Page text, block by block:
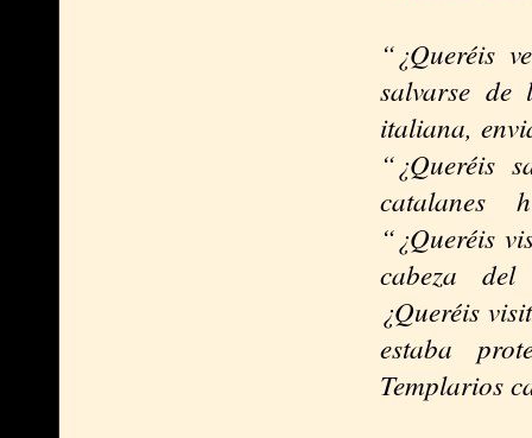
“¿Queréis
salvarse de
italiana,
“¿Queréis
catalanes
“¿Queréis
cabeza del
¿Queréis
estaba
Templarios